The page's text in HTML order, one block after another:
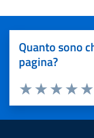
Quanto sono
pagina?
Valuta
Valuta 3
Valuta 2 stelle
Valuta 1 stelle su